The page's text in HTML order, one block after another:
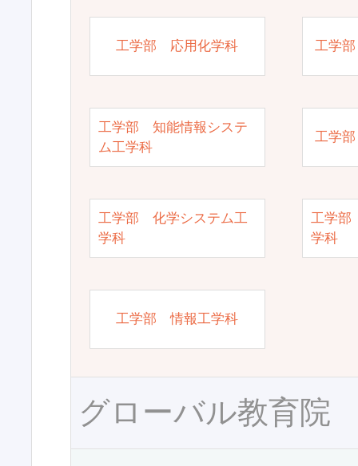
工学部 応用化学科 工学
工学部 知能情報システ
ム工学科
工学
工学部 化学システム工
学科
工学部
学科
工学部 情報工学科
グローバル教育院